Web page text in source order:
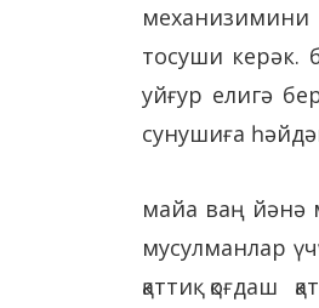
механизимини
тосуши керәк.
уйғур елигә
сунушиға
майа ваң йәнә
мусулманлар
қаттиқ